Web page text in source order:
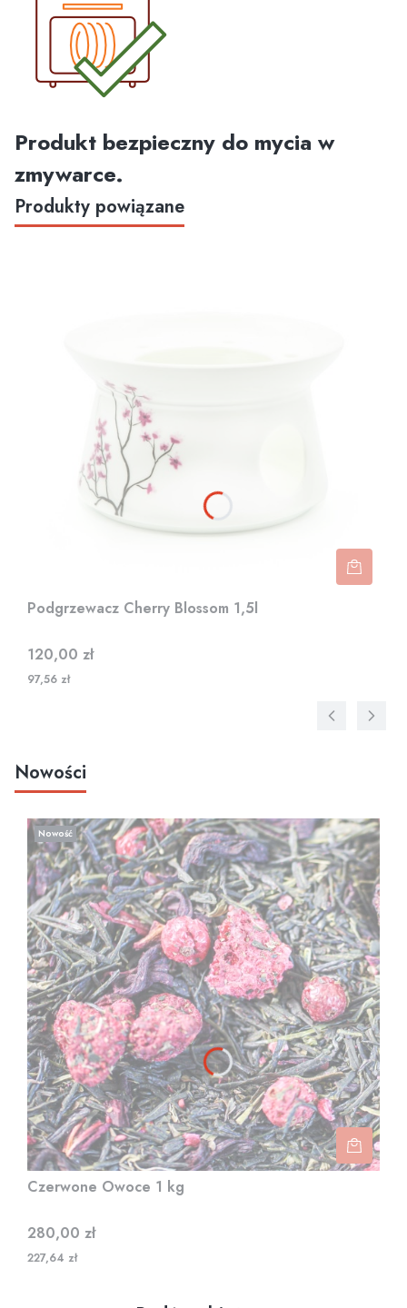
Produkt bezpieczny do mycia w
zmywarce.
Produkty powiązane
Podgrzewacz Cherry Blossom 1,5l
Cena
120,00 zł
97,56 zł
Nowości
Nowość
Czerwone Owoce 1 kg
Cena
280,00 zł
227,64 zł